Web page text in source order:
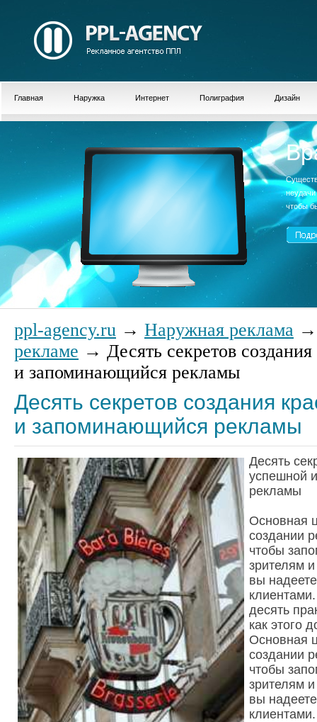
Главная Наружка Интернет Полиграфия Дизайн
чтобы
ppl-agency.ru → Наружная реклама
рекламе → Десять секретов
и запоминающийся рекламы
Десять секретов создания
и запоминающийся рекламы
Десять
успешной
рекламы
Основная
создании
чтобы
зрителям
вы
десять
как этого
Основная
создании
чтобы
зрителям
вы